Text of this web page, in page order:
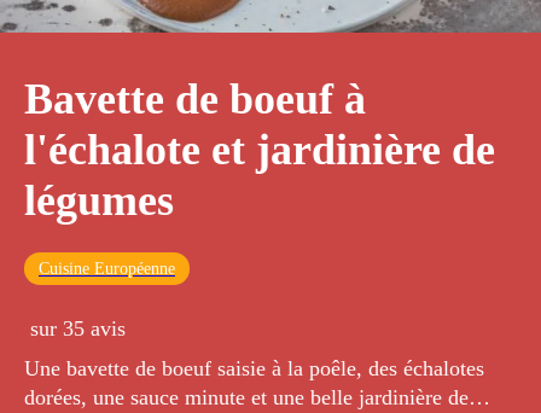
Bavette de boeuf à
l'échalote et jardinière de
légumes
Cuisine Européenne
sur 35 avis
Une bavette de boeuf saisie à la poêle, des échalotes
dorées, une sauce minute et une belle jardinière de